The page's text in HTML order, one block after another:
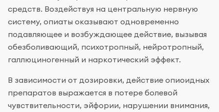
средств. Воздействуя на центральную нервную
систему, опиаты оказывают одновременно
подавляющее и возбуждающее действие, вызывая
обезболивающий, психотропный, нейротропный,
галлюциногенный и наркотический эффект.
В зависимости от дозировки, действие опиоидных
препаратов выражается в потере болевой
чувствительности, эйфории, нарушении внимания,